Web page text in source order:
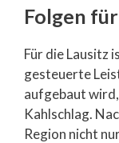
Folgen
Für die Lausitz
gesteuerte
aufgebaut
Kahlschlag.
Region nicht